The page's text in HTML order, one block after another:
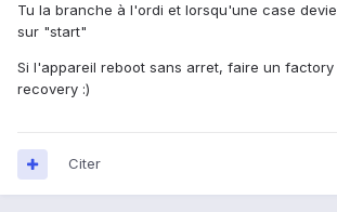
Tu la branche à l'ordi et lorsqu'une case
sur "start"
Si l'appareil reboot sans arret, faire un factory
recovery :)
Citer